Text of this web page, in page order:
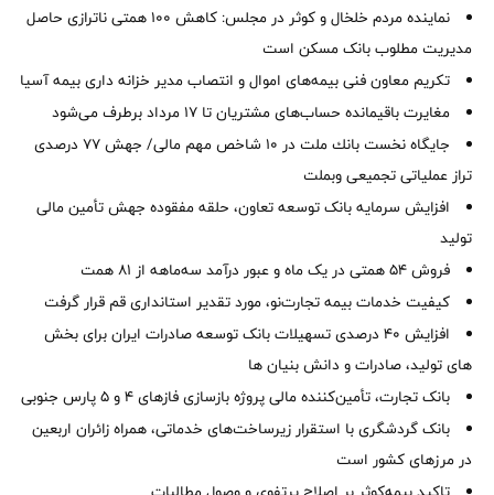
نماینده مردم خلخال و کوثر در مجلس: کاهش ۱۰۰ همتی ناترازی حاصل
مدیریت مطلوب بانک مسکن است
تکریم معاون فنی بیمه‌های اموال و انتصاب مدیر خزانه داری بیمه آسیا
مغایرت‌ باقیمانده حساب‌های مشتریان تا ۱۷ مرداد برطرف می‌شود
جایگاه نخست بانك ملت در 10 شاخص مهم مالی/ جهش 77 درصدی
تراز عملیاتی تجمیعی وبملت
افزایش سرمایه بانک توسعه تعاون، حلقه مفقوده جهش تأمین مالی
تولید
فروش 54 همتی در یک ماه و عبور درآمد سه‌ماهه از 81 همت
کیفیت خدمات بیمه تجارت‌نو، مورد تقدیر استانداری قم قرار گرفت
افزایش 40 درصدی تسهیلات بانک توسعه صادرات ایران برای بخش
های تولید، صادرات و دانش بنیان ها
بانک تجارت، تأمین‌کننده مالی پروژه بازسازی فازهای ۴ و ۵ پارس جنوبی
بانک گردشگری با استقرار زیرساخت‌های خدماتی، همراه زائران اربعین
در مرزهای کشور است